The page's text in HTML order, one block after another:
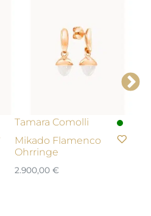
Tamara Comolli
Mikado Flamenco
Ohrringe
2.900,00 €